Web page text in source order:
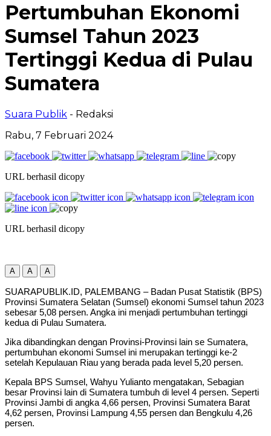
Pertumbuhan Ekonomi
Sumsel Tahun 2023
Tertinggi Kedua di Pulau
Sumatera
Suara Publik - Redaksi
Rabu, 7 Februari 2024
URL berhasil dicopy
URL berhasil dicopy
A A A
SUARAPUBLIK.ID, PALEMBANG – Badan Pusat Statistik (BPS)
Provinsi Sumatera Selatan (Sumsel) ekonomi Sumsel tahun 2023
sebesar 5,08 persen. Angka ini menjadi pertumbuhan tertinggi
kedua di Pulau Sumatera.
Jika dibandingkan dengan Provinsi-Provinsi lain se Sumatera,
pertumbuhan ekonomi Sumsel ini merupakan tertinggi ke-2
setelah Kepulauan Riau yang berada pada level 5,20 persen.
Kepala BPS Sumsel, Wahyu Yulianto mengatakan, Sebagian
besar Provinsi lain di Sumatera tumbuh di level 4 persen. Seperti
Provinsi Jambi di angka 4,66 persen, Provinsi Sumatera Barat
4,62 persen, Provinsi Lampung 4,55 persen dan Bengkulu 4,26
persen.